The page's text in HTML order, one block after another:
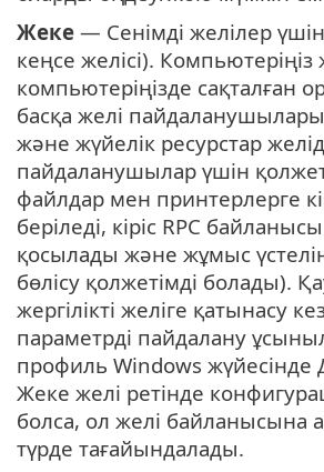
Жеке — Сенімді желілер
кеңсе желісі).
компьютеріңізде сақталған
басқа желі
және жүйелік ресурстар
пайдаланушылар үшін
файлдар мен принтерлерге
беріледі, кіріс RPC байланысы
қосылады және жұмыс
бөлісу қолжетімді болады).
жергілікті желіге қатынасу
параметрді пайдалану
профиль Windows
Жеке желі ретінде
болса, ол желі байланысына
түрде тағайындалады.